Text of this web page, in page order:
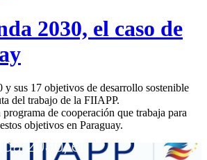
2030, el caso de
y sus 17 objetivos de desarrollo sostenible
del trabajo de la FIIAPP.
de cooperación que trabaja para
objetivos en Paraguay.